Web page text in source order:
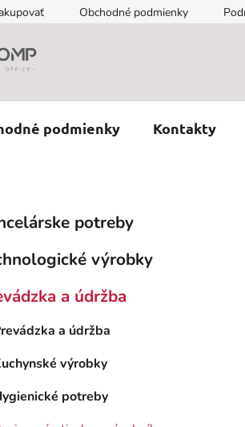
Obchodné podmienky
podmienky Kontakty
potreby
výrobky
a údržba
a údržba
výrobky
potreby